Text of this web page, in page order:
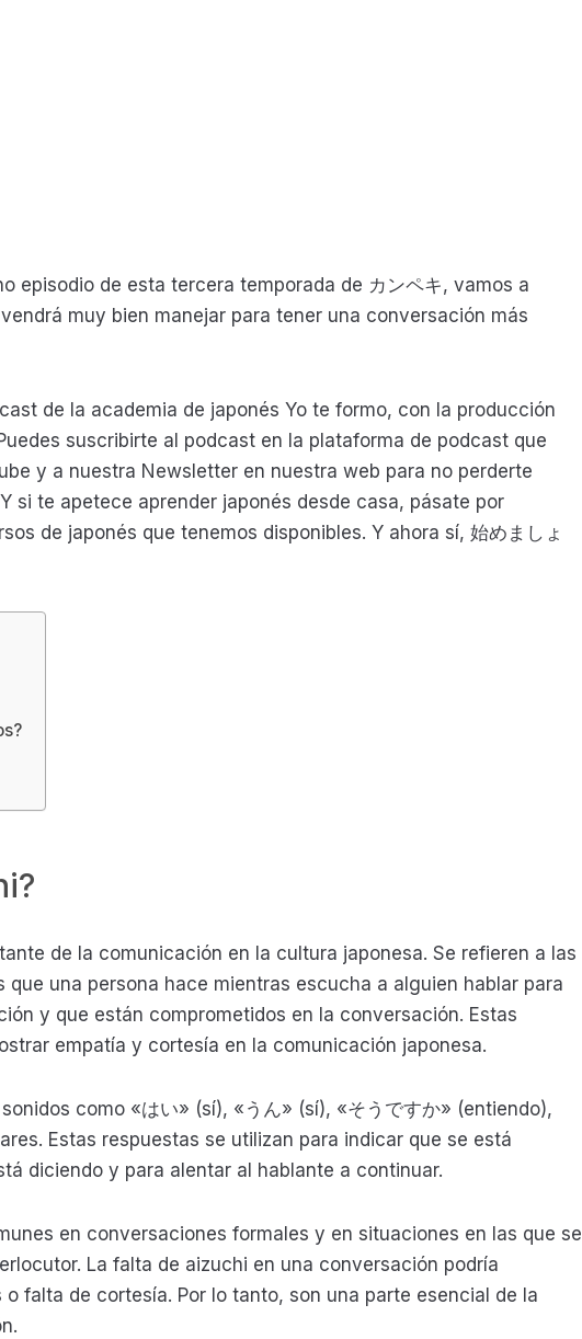
episodio de esta tercera temporada de カンペキ, vamos a
muy bien manejar para tener una conversación más
de la academia de japonés Yo te formo, con la producción
suscribirte al podcast en la plataforma de podcast que
y a nuestra Newsletter en nuestra web para no perderte
si te apetece aprender japonés desde casa, pásate por
de japonés que tenemos disponibles. Y ahora sí, 始めましょ
de la comunicación en la cultura japonesa. Se refieren a las
una persona hace mientras escucha a alguien hablar para
y que están comprometidos en la conversación. Estas
empatía y cortesía en la comunicación japonesa.
como «はい» (sí), «うん» (sí), «そうですか» (entiendo),
Estas respuestas se utilizan para indicar que se está
diciendo y para alentar al hablante a continuar.
en conversaciones formales y en situaciones en las que se
La falta de aizuchi en una conversación podría
falta de cortesía. Por lo tanto, son una parte esencial de la